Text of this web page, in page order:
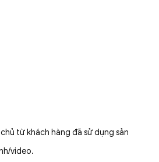
từ khách hàng đã sử dụng sản
video.